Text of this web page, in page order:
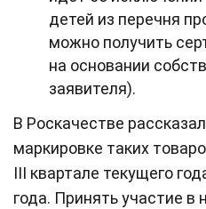
детей из перечня
можно получить
на основании
заявителя).
В Роскачестве
маркировке таких
III квартале текущего
года. Принять участие в